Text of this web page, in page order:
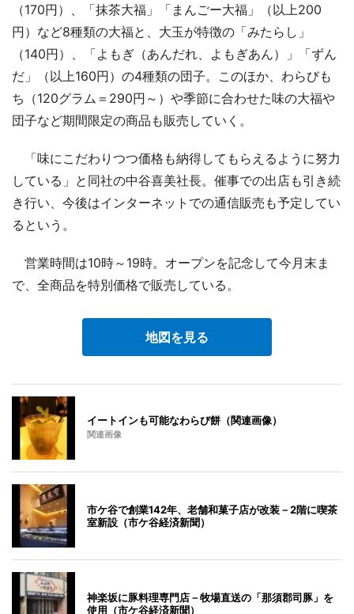
（170円）、「抹茶大福」「まんごー大福」（以上200
円）など8種類の大福と、大玉が特徴の「みたらし」
（140円）、「よもぎ（あんだれ、よもぎあん）」「ずん
だ」（以上160円）の4種類の団子。このほか、わらびも
ち（120グラム＝290円～）や季節に合わせた味の大福や
団子など期間限定の商品も販売していく。
「味にこだわりつつ価格も納得してもらえるように努力
している」と同社の中谷喜美社長。催事での出店も引き続
き行い、今後はインターネットでの通信販売も予定してい
るという。
営業時間は10時～19時。オープンを記念して今月末ま
で、全商品を特別価格で販売している。
地図を見る
イートインも可能なわらび餅（関連画像）
関連画像
市ケ谷で創業142年、老舗和菓子店が改装－2階に喫茶
室新設（市ケ谷経済新聞）
神楽坂に豚料理専門店－牧場直送の「那須郡司豚」を
使用（市ケ谷経済新聞）